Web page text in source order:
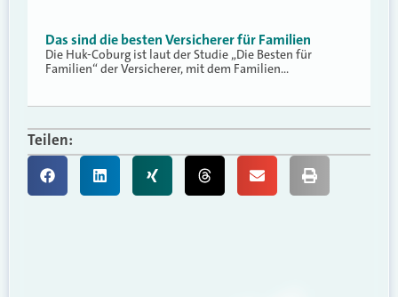
Das sind die besten Versicherer für Familien
Die Huk-Coburg ist laut der Studie „Die Besten für
Familien“ der Versicherer, mit dem Familien…
Teilen: